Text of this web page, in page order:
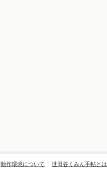
動作環境について 世田谷くみん手帖とは